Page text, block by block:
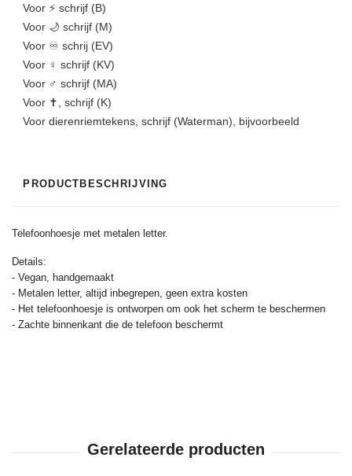
Voor ⚡ schrijf (B)
Voor 🌙 schrijf (M)
Voor ♾️ schrij (EV)
Voor ♀️ schrijf (KV)
Voor ♂️️ schrijf (MA)
Voor ✝, schrijf (K)
Voor dierenriemtekens, schrijf (Waterman), bijvoorbeeld
PRODUCTBESCHRIJVING
Telefoonhoesje met metalen letter.
Details:
- Vegan, handgemaakt
- Metalen letter, altijd inbegrepen, geen extra kosten
- Het telefoonhoesje is ontworpen om ook het scherm te beschermen
- Zachte binnenkant die de telefoon beschermt